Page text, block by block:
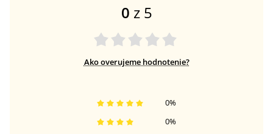
0 z 5
Ako overujeme hodnotenie?
0%
0%